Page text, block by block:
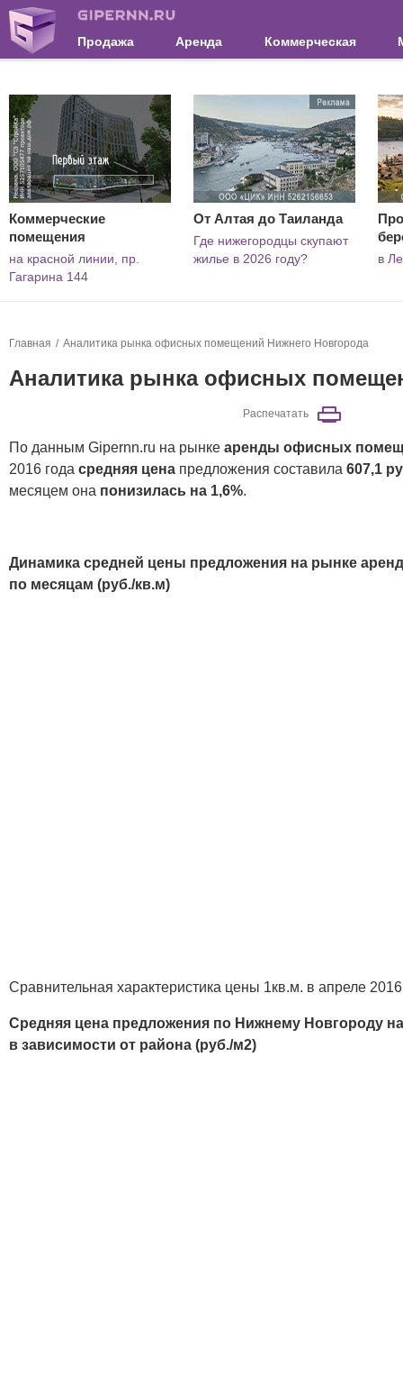
Продажа Аренда Коммерческая
Коммерческие
помещения
на красной линии, пр.
Гагарина 144
От Алтая до Таиланда
Где нижегородцы скупают
жилье в 2026 году?
в
Главная Аналитика рынка офисных помещений Нижнего Новгорода
Аналитика рынка офисных
Распечатать
По данным Gipernn.ru на рынке аренды офисных
2016 года средняя цена предложения составила 607,1
месяцем она понизилась на 1,6%.
Динамика средней цены предложения на рынке
по месяцам (руб./кв.м)
Сравнительная характеристика цены 1кв.м. в апреле
Средняя цена предложения по Нижнему Новгороду
в зависимости от района (руб./м2)